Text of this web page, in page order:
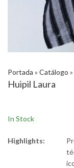
Portada » Catálogo »
Huipil Laura
In Stock
Highlights: